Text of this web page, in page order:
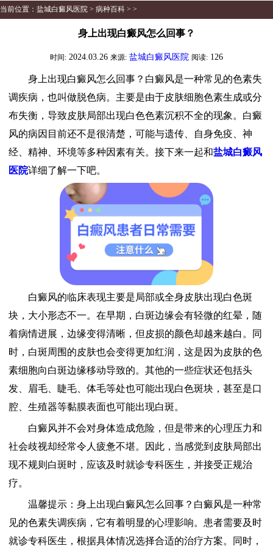
当前位置： 盐城白癜风医院 > 病种百科 > >
身上出现白癜风怎么回事？
时间: 2024.03.26 来源: 盐城白癜风医院 阅读: 126
身上出现白癜风怎么回事？白癜风是一种常见的色素失
调疾病，也叫做脱色病。主要是由于皮肤细胞色素生成或分
布失衡，导致皮肤局部出现白色色素沉积不全的现象。白癜
风的病因目前还不是很清楚，可能与遗传、自身免疫、神
经、精神、环境等多种因素有关。接下来一起和盐城白癜风
医院详细了解一下吧。
白癜风的临床表现主要是局部或全身皮肤出现白色斑
块，大小形态不一。在早期，白斑边缘会有轻微的红晕，随
着病情进展，边缘变得清晰，但皮损的颜色却越来越白。同
时，白斑周围的皮肤也会变得更加红润，这是因为皮肤的色
素细胞向白斑边缘移动导致的。其他的一些症状还包括头
发、眉毛、睫毛、体毛等处也可能出现白色斑块，甚至是口
腔、生殖器等黏膜表面也可能出现白斑。
白癜风并不会对身体造成危险，但是带来的心理压力和
社会歧视却经常令人疲惫不堪。因此，当感觉到皮肤局部出
现不规则白斑时，应该及时就诊专科医生，并接受正规治
疗。
​ 温馨提示：身上出现白癜风怎么回事？白癜风是一种常
见的色素失调疾病，它有着明显的心理影响。患者需要及时
就诊专科医生，根据具体情况选择合适的治疗方案。同时，